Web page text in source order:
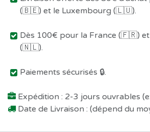
(🇧🇪) et le Luxembourg (🇱🇺).
Dès 100€ pour la France (🇫🇷) et
(🇳🇱).
Paiements sécurisés 🔒.
Expédition : 2-3 jours ouvrables
Date de Livraison : (dépend du